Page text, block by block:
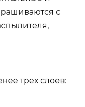
с
трех слоев: